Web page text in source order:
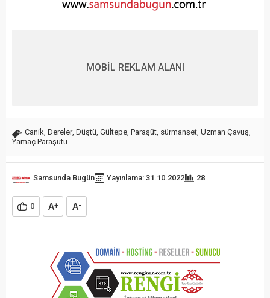
MOBİL REKLAM ALANI
Canik, Dereler, Düştü, Gültepe, Paraşüt, sürmanşet, Uzman Çavuş,
Yamaç Paraşütü
Samsunda Bugün Yayınlama: 31.10.2022 28
0 A+ A-